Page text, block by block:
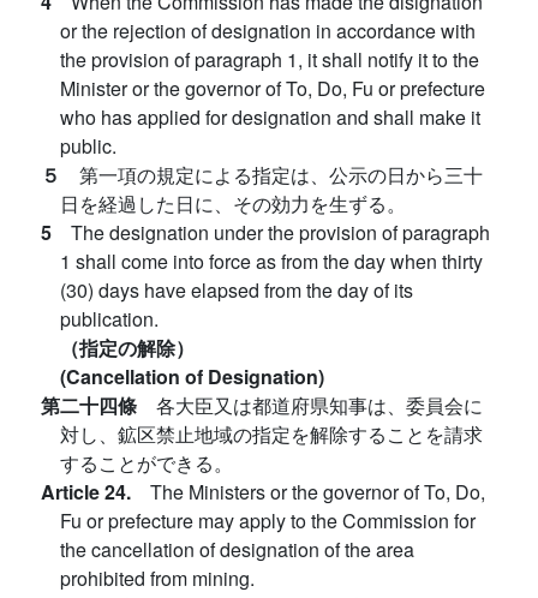
or the rejection of designation in accordance with
the provision of paragraph 1, it shall notify it to the
Minister or the governor of To, Do, Fu or prefecture
who has applied for designation and shall make it
public.
５ 第一項の規定による指定は、公示の日から三十
日を経過した日に、その効力を生ずる。
5 The designation under the provision of paragraph
1 shall come into force as from the day when thirty
(30) days have elapsed from the day of its
publication.
（指定の解除）
(Cancellation of Designation)
第二十四條 各大臣又は都道府県知事は、委員会に
対し、鉱区禁止地域の指定を解除することを請求
することができる。
Article 24. The Ministers or the governor of To, Do,
Fu or prefecture may apply to the Commission for
the cancellation of designation of the area
prohibited from mining.